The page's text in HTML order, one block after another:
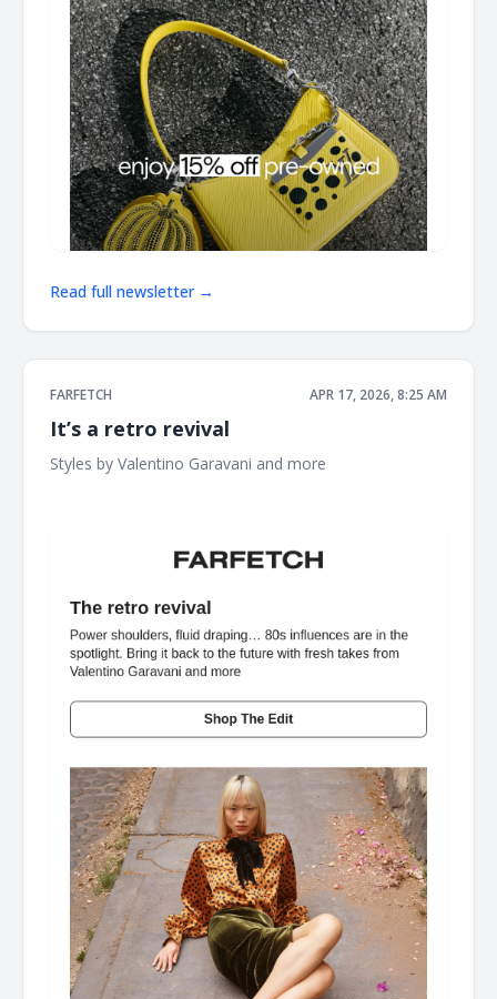
Read full newsletter →
FARFETCH APR 17, 2026, 8:25 AM
It’s a retro revival
Styles by Valentino Garavani and more ‌ ‌ ‌ ‌ ‌ ‌ ‌ ‌ ‌ ‌ ‌ ‌ ‌ ‌ ‌ ‌ ‌ ‌ ‌ ‌ ‌ ‌ ‌ ‌ ‌ ‌ ‌